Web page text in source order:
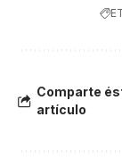
Comparte
artículo